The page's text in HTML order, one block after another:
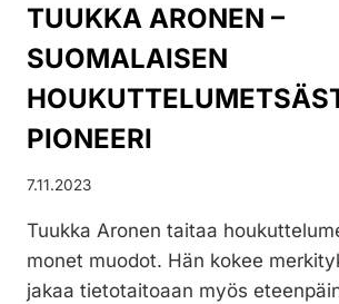
TUUKKA ARONEN –
SUOMALAISEN
PIONEERI
7.11.2023
Tuukka Aronen taitaa
monet muodot. Hän kokee
jakaa tietotaitoaan myös